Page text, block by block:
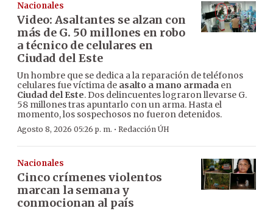
Nacionales
Video: Asaltantes se alzan con
más de G. 50 millones en robo
a técnico de celulares en
Ciudad del Este
Un hombre que se dedica a la reparación de teléfonos
celulares fue víctima de asalto a mano armada en
Ciudad del Este. Dos delincuentes lograron llevarse G.
58 millones tras apuntarlo con un arma. Hasta el
momento, los sospechosos no fueron detenidos.
Agosto 8, 2026 05:26 p. m. · Redacción ÚH
Nacionales
Cinco crímenes violentos
marcan la semana y
conmocionan al país